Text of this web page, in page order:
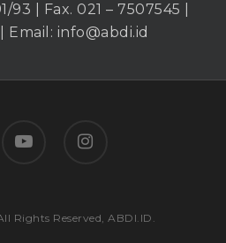
93 | Fax. 021 – 7507545 |
Email: info@abdi.id
Rights Reserved, ABDI.ID.